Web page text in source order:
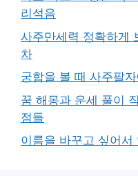
리석음
사주만세력 정확하게
차
궁합을 볼 때 사주팔
꿈 해몽과 운세 풀이
점들
이름을 바꾸고 싶어서